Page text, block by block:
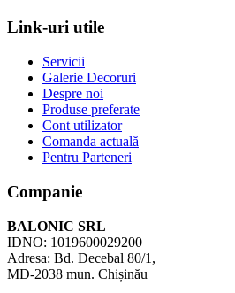
Link-uri utile
Servicii
Galerie Decoruri
Despre noi
Produse preferate
Cont utilizator
Comanda actuală
Pentru Parteneri
Companie
BALONIC SRL
IDNO: 1019600029200
Adresa: Bd. Decebal 80/1,
MD-2038 mun. Chișinău